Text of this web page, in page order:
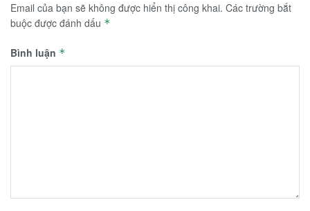
Email của bạn sẽ không được hiển thị công khai. Các trường bắt
buộc được đánh dấu *
Bình luận *